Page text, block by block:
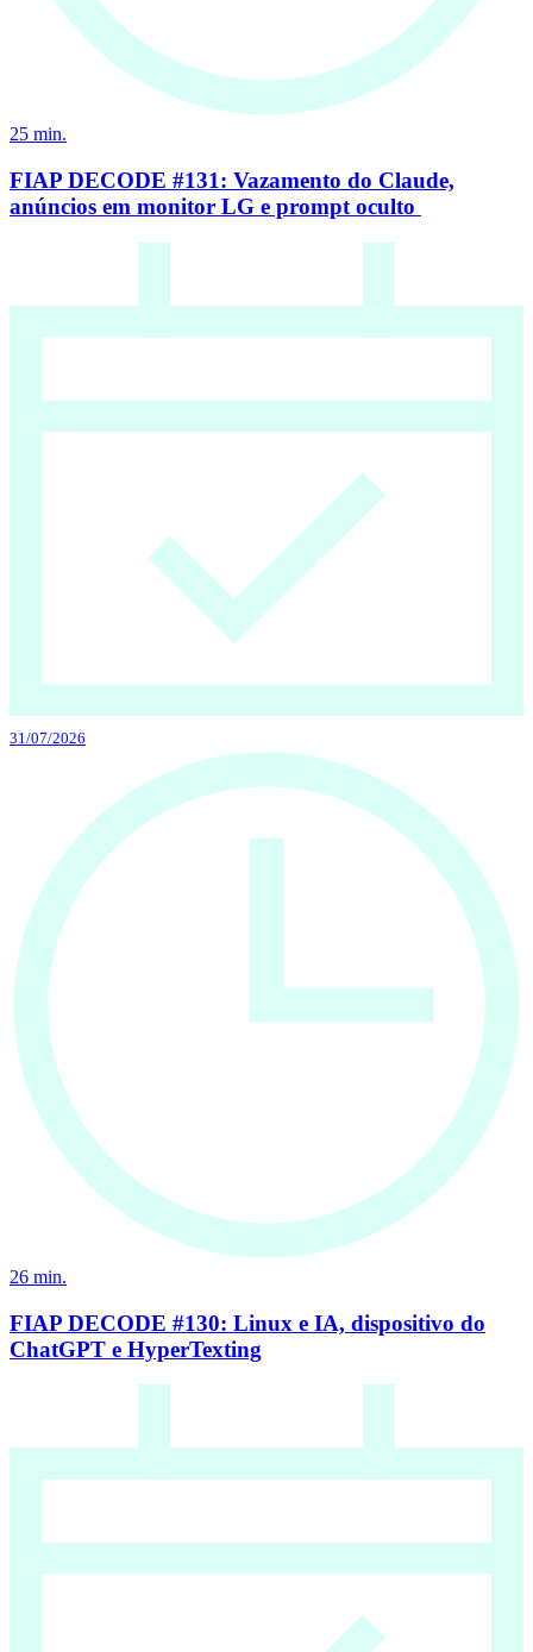
25 min.
FIAP DECODE #131: Vazamento do Claude,
anúncios em monitor LG e prompt oculto
31/07/2026
26 min.
FIAP DECODE #130: Linux e IA, dispositivo do
ChatGPT e HyperTexting